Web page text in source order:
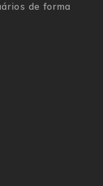
de forma